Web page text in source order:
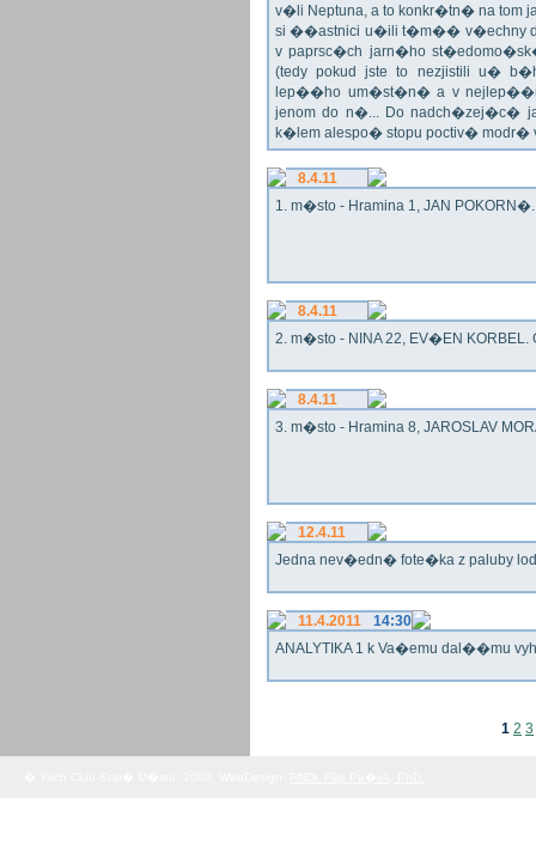
v�li Neptuna, a to konkr�tn� na tom
si ��astnici u�ili t�m�� v�echny
v paprsc�ch jarn�ho
(tedy pokud jste to nezjistili u�
lep��ho um�st�n� a v
jenom do n�... Do nadch�zej�c�
k�lem alespo� stopu poctiv�
8.4.11
1. m�sto - Hramina 1, JAN
8.4.11
2. m�sto - NINA 22, EV�EN KORBEL.
8.4.11
3. m�sto - Hramina 8, JAROSLAV
12.4.11
Jedna nev�edn� fote�ka z paluby
11.4.2011
14:30
ANALYTIKA 1 k Va�emu dal��mu
1 2 3